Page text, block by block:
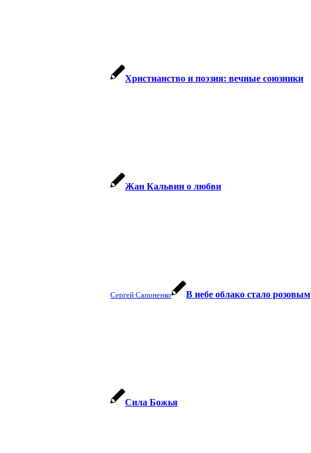
Христианство и поэзия: вечные союзники
Жан Кальвин о любви
Сергей Сапоненко В небе облако стало розовым
Сила Божья